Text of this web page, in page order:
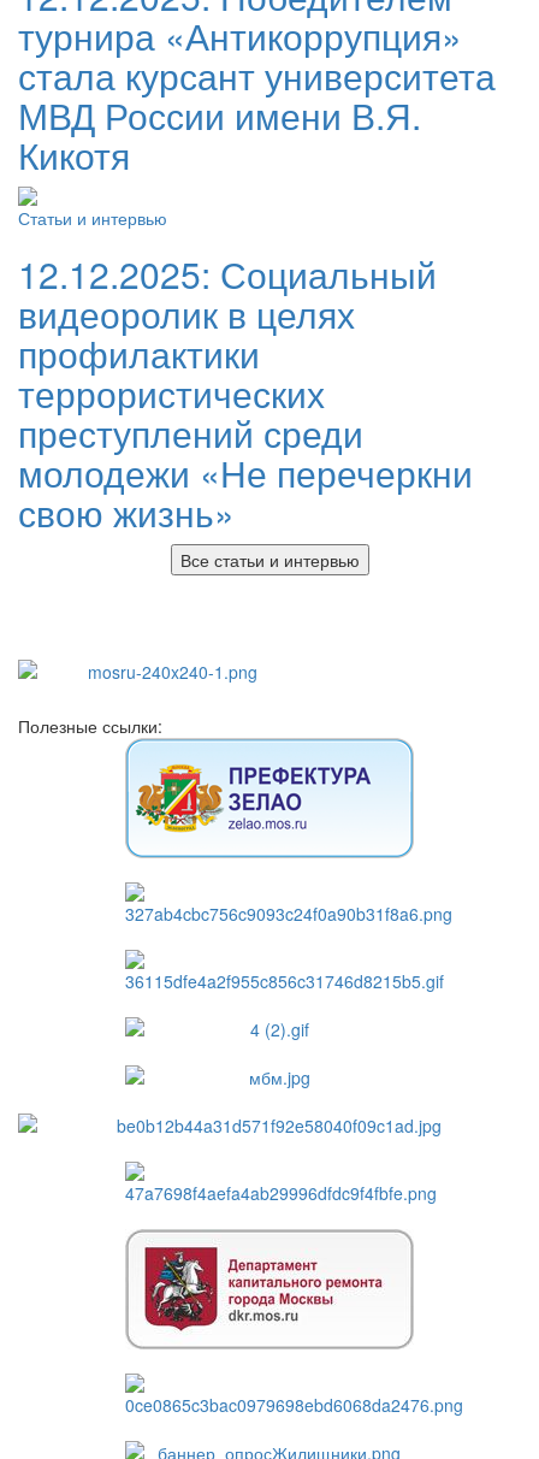
турнира «Антикоррупция»
стала курсант университета
МВД России имени В.Я.
Кикотя
Статьи и интервью
12.12.2025: Социальный
видеоролик в целях
профилактики
террористических
преступлений среди
молодежи «Не перечеркни
свою жизнь»
Все статьи и интервью
Полезные ссылки: